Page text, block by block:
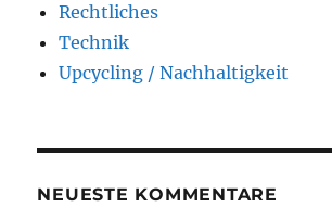
Rechtliches
Technik
Upcycling / Nachhaltigkeit
NEUESTE KOMMENTARE